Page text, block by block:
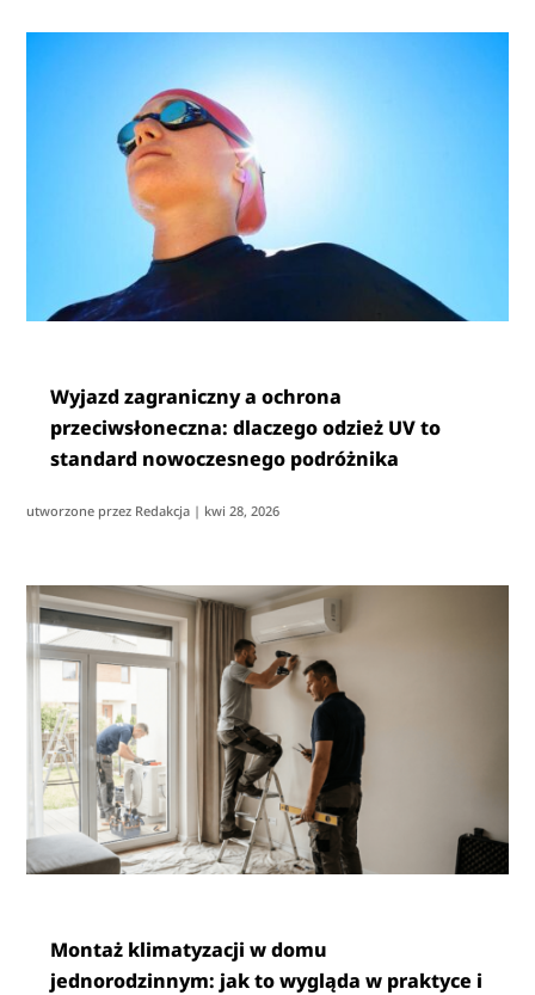
Wyjazd zagraniczny a ochrona
przeciwsłoneczna: dlaczego odzież UV to
standard nowoczesnego podróżnika
utworzone przez Redakcja | kwi 28, 2026
Montaż klimatyzacji w domu
jednorodzinnym: jak to wygląda w praktyce i